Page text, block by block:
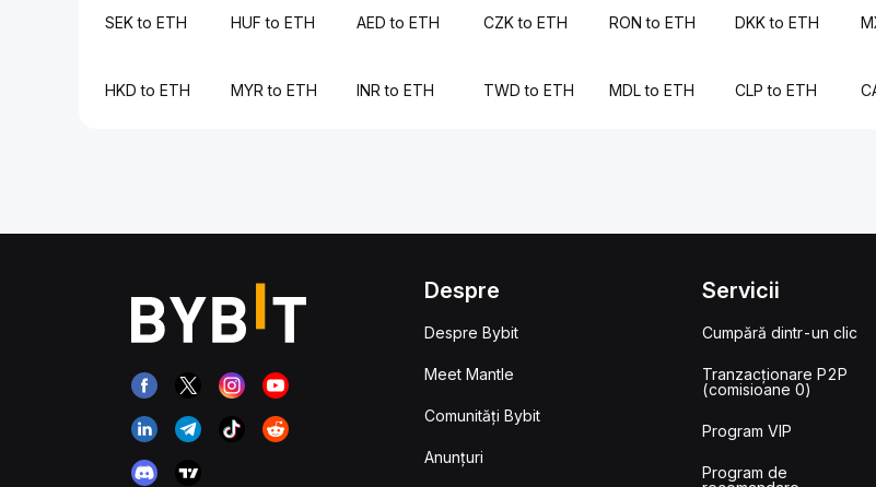
SEK to ETH HUF to ETH AED to ETH CZK to ETH RON to ETH DKK to ETH
HKD to ETH MYR to ETH INR to ETH TWD to ETH MDL to ETH CLP to ETH
Despre
Despre Bybit
Meet Mantle
Comunități Bybit
Anunțuri
Servicii
Cumpără dintr-un clic
Tranzacționare P2P
(comisioane 0)
Program VIP
Program de